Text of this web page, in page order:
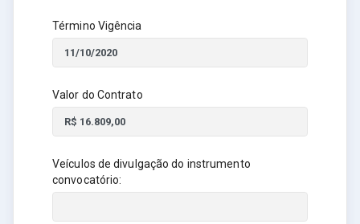
Término Vigência
Valor do Contrato
Veículos de divulgação do instrumento
convocatório: